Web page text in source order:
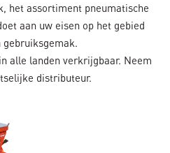
het assortiment pneumatische
aan uw eisen op het gebied
alle landen verkrijgbaar. Neem
distributeur.